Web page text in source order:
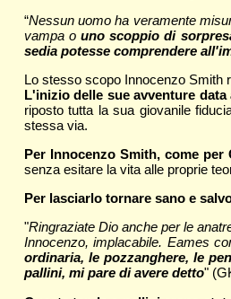
“Nessun uomo ha veramente
vampa ouno scoppio di
sedia potesse comprendere
Lo stesso scopo Innocenzo Smith
L'inizio delle sue avventure
riposto tutta la sua giovanile
stessa via.
Per Innocenzo Smith, come
senza esitare la vita alle proprie
Per lasciarlo tornare sano e
"Ringraziate Dio anche per le
Innocenzo, implacabile. Eames
ordinaria, le pozzanghere, le
pallini, mi pare di avere detto"